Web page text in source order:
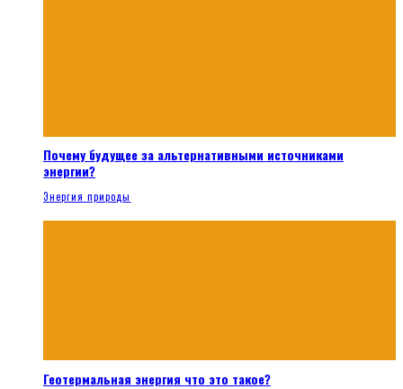
Почему будущее за альтернативными источниками
энергии?
Энергия природы
Геотермальная энергия что это такое?